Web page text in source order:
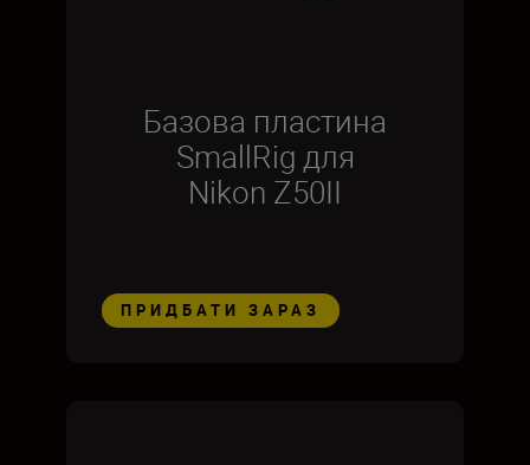
Базова пластина
SmallRig для
Nikon Z50II
ПРИДБАТИ ЗАРАЗ